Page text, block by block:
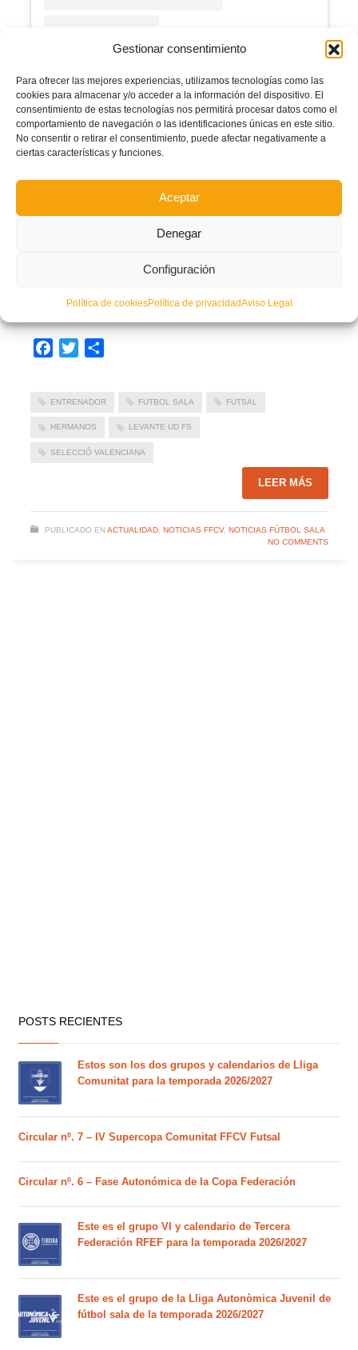
Gestionar consentimiento
Para ofrecer las mejores experiencias, utilizamos tecnologías como las
cookies para almacenar y/o acceder a la información del dispositivo. El
consentimiento de estas tecnologías nos permitirá procesar datos como el
comportamiento de navegación o las identificaciones únicas en este sitio.
No consentir o retirar el consentimiento, puede afectar negativamente a
ciertas características y funciones.
Aceptar
Denegar
Configuración
Política de cookiesPolítica de privacidadAviso Legal
Canal Telegram exclusivo
futsal FFCV
Para estar al día de todas las novedades sobre el fútbol sala en la Comunitat
Facebook
Twitter
ENTRENADOR FUTBOL SALA FUTSAL
HERMANOS LEVANTE UD FS
SELECCIÓ VALENCIANA
LEER MÁS
PUBLICADO EN ACTUALIDAD, NOTICIAS FFCV, NOTICIAS FÚTBOL SALA
NO COMMENTS
POSTS RECIENTES
Estos son los dos grupos y calendarios de Lliga
Comunitat para la temporada 2026/2027
Circular nº. 7 – IV Supercopa Comunitat FFCV Futsal
Circular nº. 6 – Fase Autonómica de la Copa Federación
Este es el grupo VI y calendario de Tercera
Federación RFEF para la temporada 2026/2027
Este es el grupo de la Lliga Autonòmica Juvenil de
fútbol sala de la temporada 2026/2027